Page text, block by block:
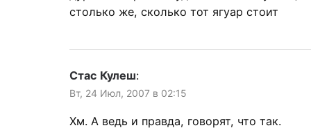
столько же, сколько тот ягуар стоит
Стас Кулеш:
Вт, 24 Июл, 2007 в 02:15
Хм. А ведь и правда, говорят, что так.